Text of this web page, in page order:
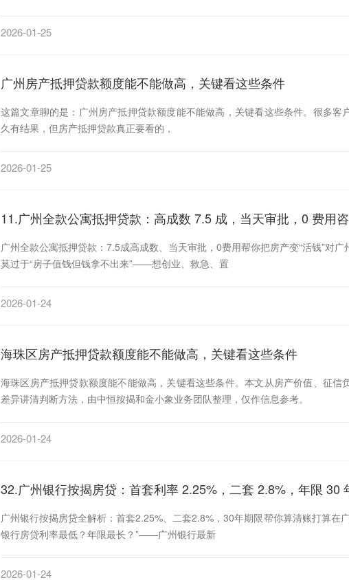
2026-01-25
广州房产抵押贷款额度能不能做高，关键看这些条件
这篇文章聊的是：广州房产抵押贷款额度能不能做高，关键看这些条件。很多客
久有结果，但房产抵押贷款真正要看的，
2026-01-25
11.广州全款公寓抵押贷款：高成数 7.5 成，当天审批，0 费用
广州全款公寓抵押贷款：7.5成高成数、当天审批，0费用帮你把房产变“活钱”对
莫过于“房子值钱但钱拿不出来”——想创业、救急、置
2026-01-24
海珠区房产抵押贷款额度能不能做高，关键看这些条件
海珠区房产抵押贷款额度能不能做高，关键看这些条件。本文从房产价值、征信
差异讲清判断方法，由中恒按揭和金小象业务团队整理，仅作信息参考。
2026-01-24
32.广州银行按揭房贷：首套利率 2.25%，二套 2.8%，年限 30
广州银行按揭房贷全解析：首套2.25%、二套2.8%，30年期限帮你算清账打算在
银行房贷利率最低？年限最长？”——广州银行最新
2026-01-24